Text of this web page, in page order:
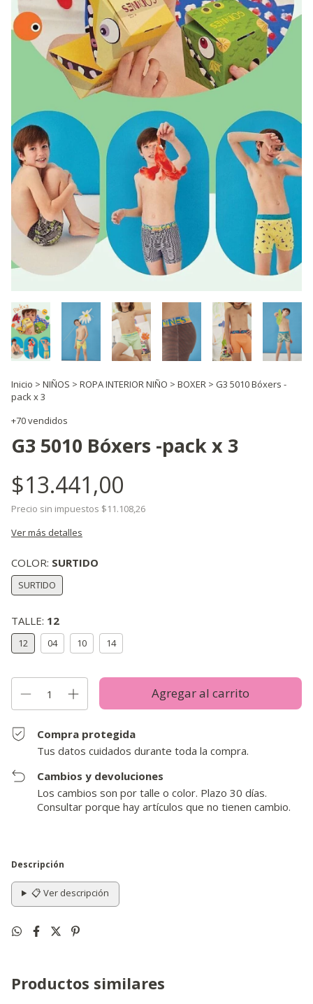
Inicio > NIÑOS > ROPA INTERIOR NIÑO > BOXER > G3 5010 Bóxers -
pack x 3
+70 vendidos
G3 5010 Bóxers -pack x 3
$13.441,00
Precio sin impuestos $11.108,26
Ver más detalles
COLOR: SURTIDO
SURTIDO
TALLE: 12
12 04 10 14
Compra protegida
Tus datos cuidados durante toda la compra.
Cambios y devoluciones
Los cambios son por talle o color. Plazo 30 días.
Consultar porque hay artículos que no tienen cambio.
Descripción
📋 Ver descripción
Productos similares